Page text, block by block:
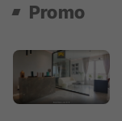
Promo